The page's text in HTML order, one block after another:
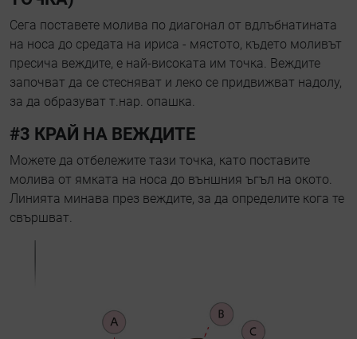
Сега поставете молива по диагонал от вдлъбнатината
на носа до средата на ириса - мястото, където моливът
пресича веждите, е най-високата им точка. Веждите
започват да се стесняват и леко се придвижват надолу,
за да образуват т.нар. опашка.
#3 КРАЙ НА ВЕЖДИТЕ
Можете да отбележите тази точка, като поставите
молива от ямката на носа до външния ъгъл на окото.
Линията минава през веждите, за да определите кога те
свършват.